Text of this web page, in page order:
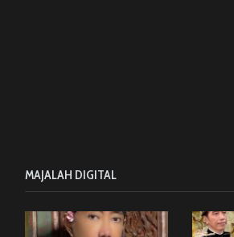
MAJALAH DIGITAL